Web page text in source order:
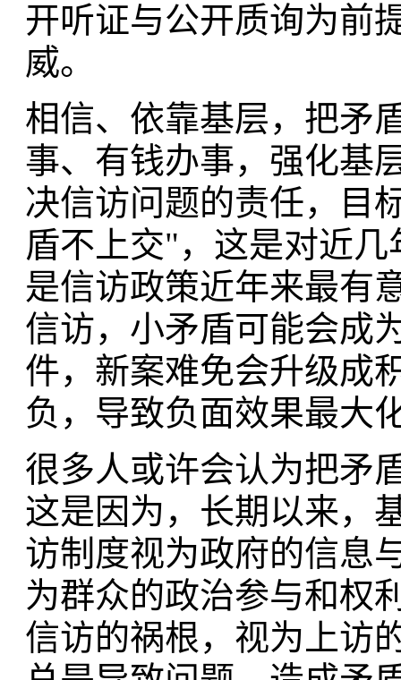
开听证与公开质询为前
威。
相信、依靠基层，把矛
事、有钱办事，强化基
决信访问题的责任，目
盾不上交"，这是对近
是信访政策近年来最有
信访，小矛盾可能会成
件，新案难免会升级成
负，导致负面效果最大
很多人或许会认为把矛
这是因为，长期以来，
访制度视为政府的信息
为群众的政治参与和权
信访的祸根，视为上访